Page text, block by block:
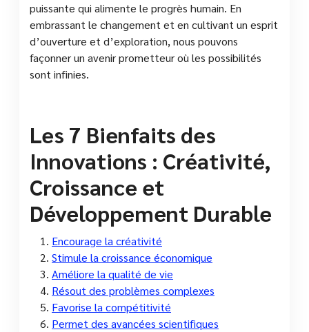
puissante qui alimente le progrès humain. En
embrassant le changement et en cultivant un esprit
d’ouverture et d’exploration, nous pouvons
façonner un avenir prometteur où les possibilités
sont infinies.
Les 7 Bienfaits des
Innovations : Créativité,
Croissance et
Développement Durable
Encourage la créativité
Stimule la croissance économique
Améliore la qualité de vie
Résout des problèmes complexes
Favorise la compétitivité
Permet des avancées scientifiques